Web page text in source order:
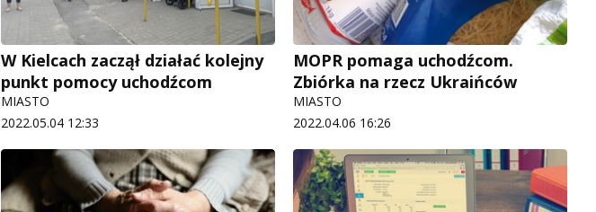
W Kielcach zaczął działać kolejny
punkt pomocy uchodźcom
MIASTO
2022.05.04 12:33
MOPR pomaga uchodźcom.
Zbiórka na rzecz Ukraińców
MIASTO
2022.04.06 16:26